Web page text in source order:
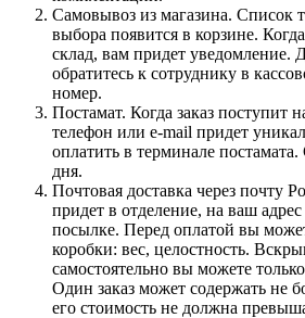
Самовывоз из магазина. Список
выбора появится в корзине.
склад, вам придет уведомление.
обратитесь к сотруднику в
номер.
Постамат. Когда заказ поступит
телефон или e-mail придет
оплатить в терминале
дня.
Почтовая доставка через почту
придет в отделение, на ваш
посылке. Перед оплатой вы
коробки: вес, целостность.
самостоятельно вы можете
Один заказ может содержать не
его стоимость не должна